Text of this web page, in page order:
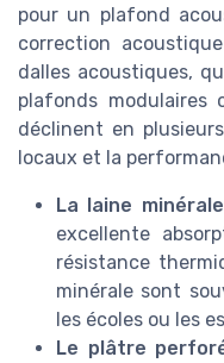
pour un plafond
correction
dalles acoustiques,
plafonds modulaires
déclinent en
locaux et la
La laine minérale
excellente
résistance
minérale sont
les écoles ou les
Le plâtre